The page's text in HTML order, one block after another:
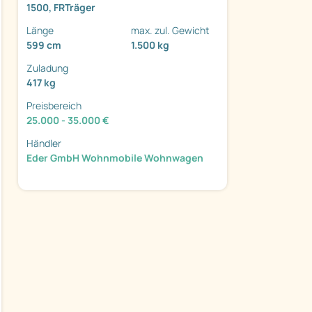
1500, FRTräger
Länge
599 cm
max. zul. Gewicht
1.500 kg
Zuladung
417 kg
Preisbereich
25.000 - 35.000 €
Händler
Eder GmbH Wohnmobile Wohnwagen